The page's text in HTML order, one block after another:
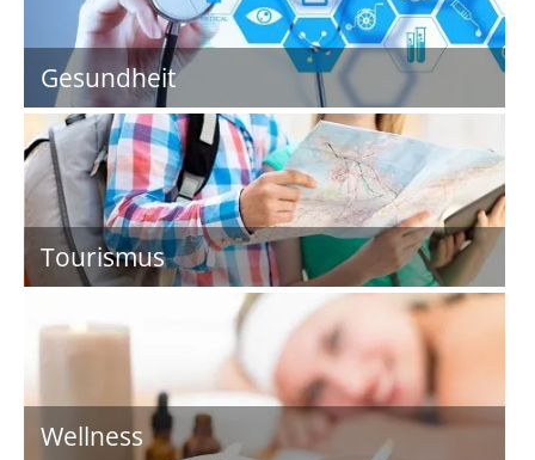
Gesundheit
Tourismus
Wellness